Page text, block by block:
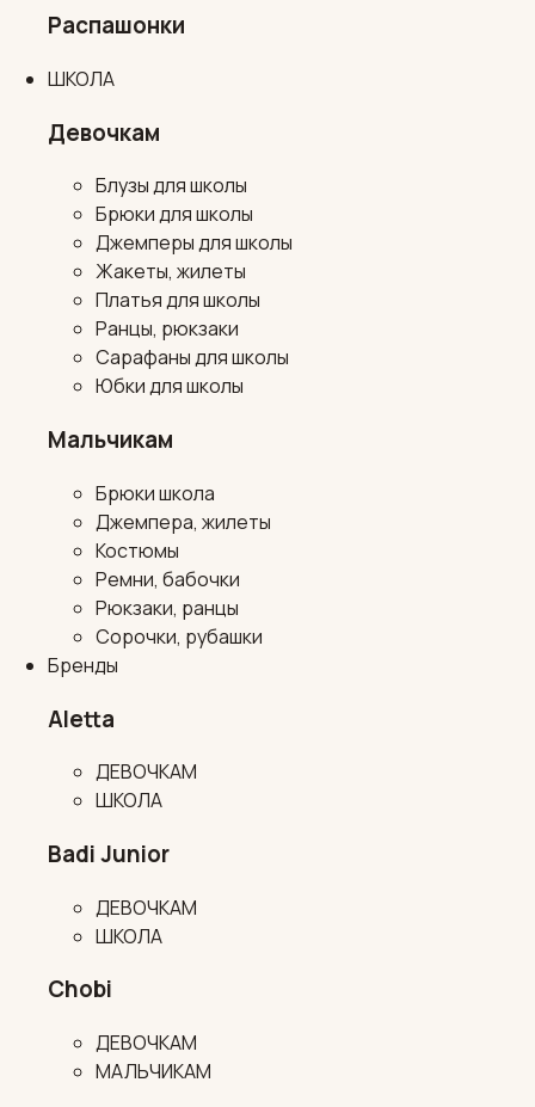
Распашонки
ШКОЛА
Девочкам
Блузы для школы
Брюки для школы
Джемперы для школы
Жакеты, жилеты
Платья для школы
Ранцы, рюкзаки
Сарафаны для школы
Юбки для школы
Мальчикам
Брюки школа
Джемпера, жилеты
Костюмы
Ремни, бабочки
Рюкзаки, ранцы
Сорочки, рубашки
Бренды
Aletta
ДЕВОЧКАМ
ШКОЛА
Badi Junior
ДЕВОЧКАМ
ШКОЛА
Chobi
ДЕВОЧКАМ
МАЛЬЧИКАМ